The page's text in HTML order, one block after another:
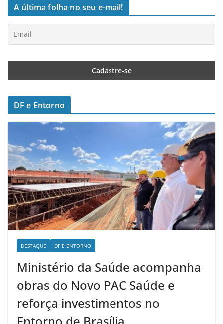
A última folha no seu e-mail!
DF e Entorno
DESTAQUE DF E ENTORNO
Ministério da Saúde acompanha
obras do Novo PAC Saúde e
reforça investimentos no